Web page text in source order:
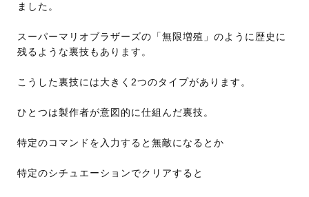
ました。
スーパーマリオブラザーズの「無限増殖」のように歴史に
残るような裏技もあります。
こうした裏技には大きく2つのタイプがあります。
ひとつは製作者が意図的に仕組んだ裏技。
特定のコマンドを入力すると無敵になるとか
特定のシチュエーションでクリアすると